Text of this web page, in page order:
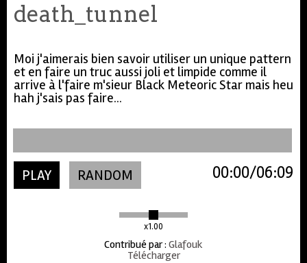
death_tunnel
Moi j'aimerais bien savoir utiliser un unique pattern
et en faire un truc aussi joli et limpide comme il
arrive à l'faire m'sieur Black Meteoric Star mais heu
hah j'sais pas faire...
PLAY RANDOM
x1.00
06:09
00:00
Contribué par: Glafouk
Télécharger